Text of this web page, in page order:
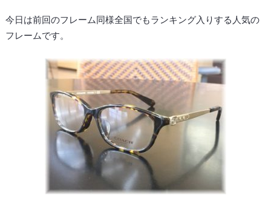
今日は前回のフレーム同様全国でもランキング入りする人気の
フレームです。